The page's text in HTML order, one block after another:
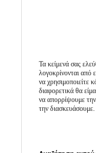
Τα κείμενά σας
λογοκρίνονται από
να χρησιμοποιείτε
διαφορετικά θα
να απορρίψουμε
την διασκευάσουμε.